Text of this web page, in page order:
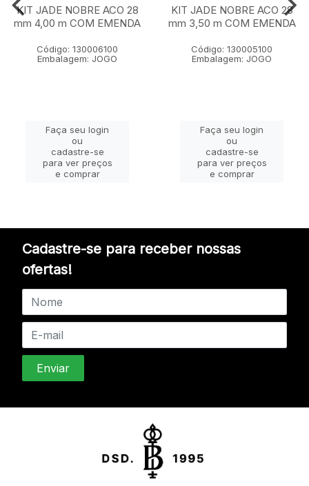
KIT JADE NOBRE ACO 28
mm 4,00 m COM EMENDA
Código: 130006100
Embalagem: JOGO
Faça seu login
ou
cadastre-se
para ver preços
e comprar
KIT JADE NOBRE ACO 28
mm 3,50 m COM EMENDA
Código: 130005100
Embalagem: JOGO
Faça seu login
ou
cadastre-se
para ver preços
e comprar
Cadastre-se para receber nossas
ofertas!